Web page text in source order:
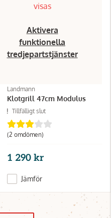
visas
Aktivera
funktionella
tredjepartstjänster
Landmann
Klotgrill 47cm Modulus
Tillfälligt slut
(2 omdömen)
1 290 kr
Jämför